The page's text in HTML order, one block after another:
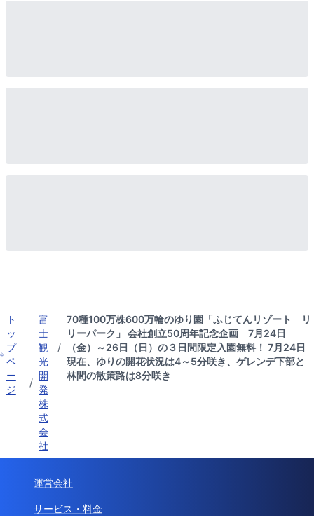
ト
ッ
プ
ペ
ー
ジ
/
富
士
観
光
開
発
株
式
会
社
/
70種100万株600万輪のゆり園「ふじてんリゾート リ
リーパーク」 会社創立50周年記念企画 7月24日
（金）～26日（日）の３日間限定入園無料！ 7月24日
現在、ゆりの開花状況は4～5分咲き、ゲレンデ下部と
林間の散策路は8分咲き
運営会社
サービス・料金